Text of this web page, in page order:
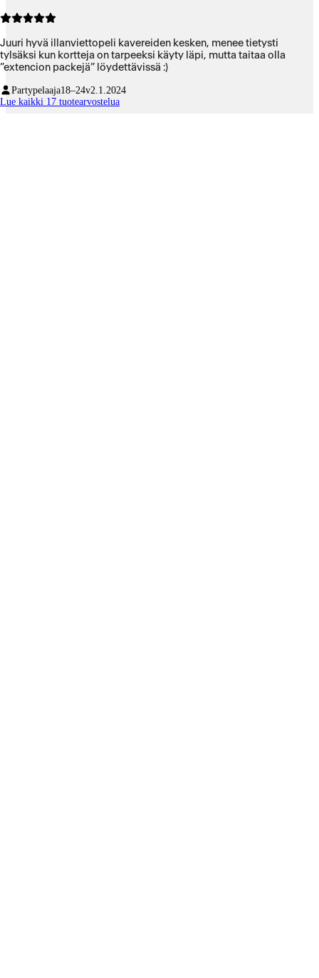
Juuri hyvä illanviettopeli kavereiden kesken, menee tietysti
tylsäksi kun kortteja on tarpeeksi käyty läpi, mutta taitaa olla
”extencion packejä” löydettävissä :)
Partypelaaja18–24v2.1.2024
Lue kaikki 17 tuotearvostelua